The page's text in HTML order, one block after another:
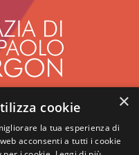
Paolo d'Argon
1 - 24060
- BG
×
cookie
la tua esperienza di
acconsenti a tutti i cookie